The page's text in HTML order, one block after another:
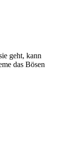
geht, kann
das Bösen